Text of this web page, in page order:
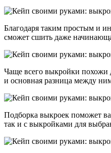
Благодаря таким простым и
сможет сшить даже
Чаще всего выкройки похожи
и основная разница между
Подборка выкроек поможет
так и с выкройками для